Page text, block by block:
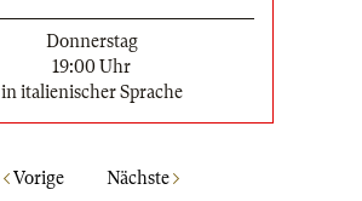
Donnerstag
19:00 Uhr
in italienischer Sprache
Vorige Nächste